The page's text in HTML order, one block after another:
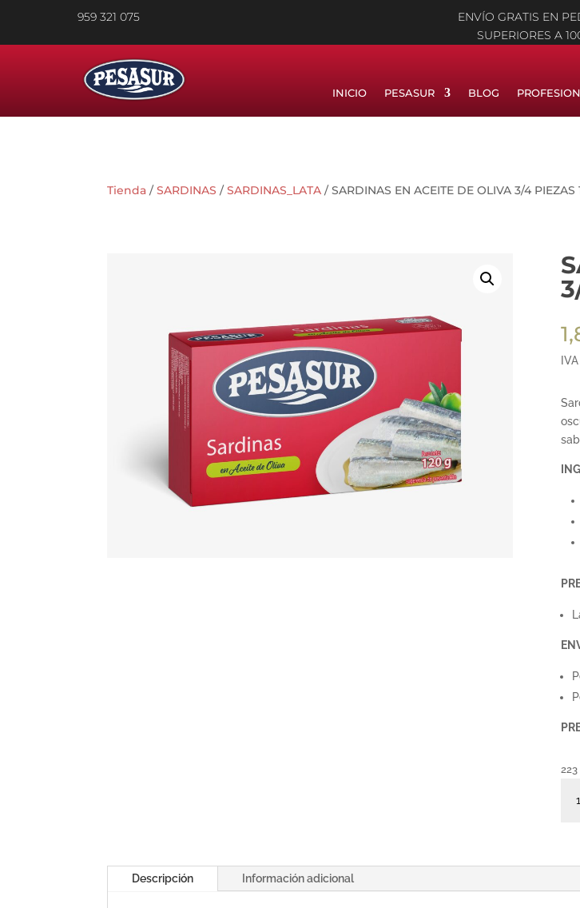
959 321 075
ENVÍO GRATIS EN
SUPERIORES A
INICIO PESASUR BLOG
Tienda /SARDINAS /SARDINAS_LATA / SARDINAS EN ACEITE DE OLIVA 3/4 PIEZAS
Descripción Información adicional